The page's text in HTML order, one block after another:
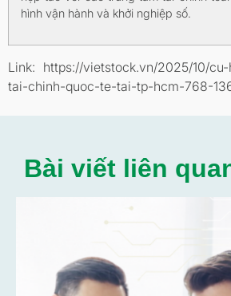
hình vận hành và khởi nghiệp số.
Link: https://vietstock.vn/2025/10/
tai-chinh-quoc-te-tai-tp-hcm-768-
Bài viết liên